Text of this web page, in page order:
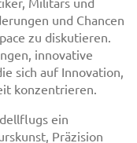
und Chancen
zu diskutieren.
innovative
sich auf Innovation,
konzentrieren.
ein
Präzision